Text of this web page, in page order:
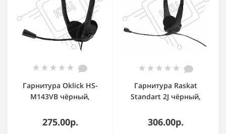
Гарнитура Oklick HS-
M143VB чёрный,
275.00р.
Гарнитура Raskat
Standart 2J чёрный,
306.00р.